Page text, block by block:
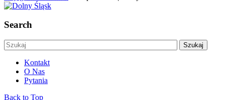
Search
Kontakt
O Nas
Pytania
Back to Top